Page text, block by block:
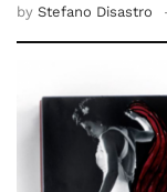
by Stefano Disastro